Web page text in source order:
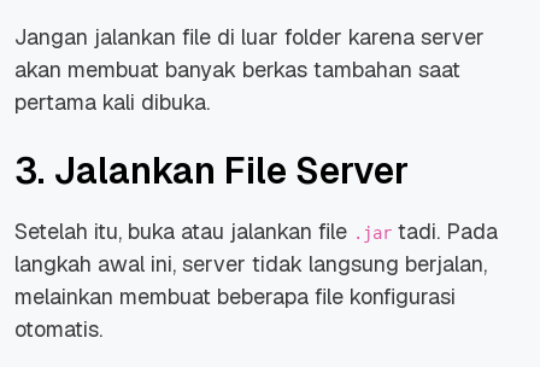
Jangan jalankan file di luar folder karena server
akan membuat banyak berkas tambahan saat
pertama kali dibuka.
3. Jalankan File Server
Setelah itu, buka atau jalankan file .jar tadi. Pada
langkah awal ini, server tidak langsung berjalan,
melainkan membuat beberapa file konfigurasi
otomatis.